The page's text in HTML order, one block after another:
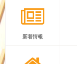
新着情報